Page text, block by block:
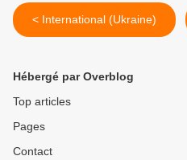
< International (Ukraine)
Hébergé par Overblog
Top articles
Pages
Contact